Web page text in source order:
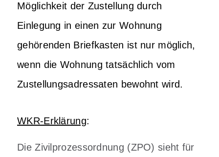
Möglichkeit der Zustellung durch
Einlegung in einen zur Wohnung
gehörenden Briefkasten ist nur möglich,
wenn die Wohnung tatsächlich vom
Zustellungsadressaten bewohnt wird.
WKR-Erklärung:
Die Zivilprozessordnung (ZPO) sieht für